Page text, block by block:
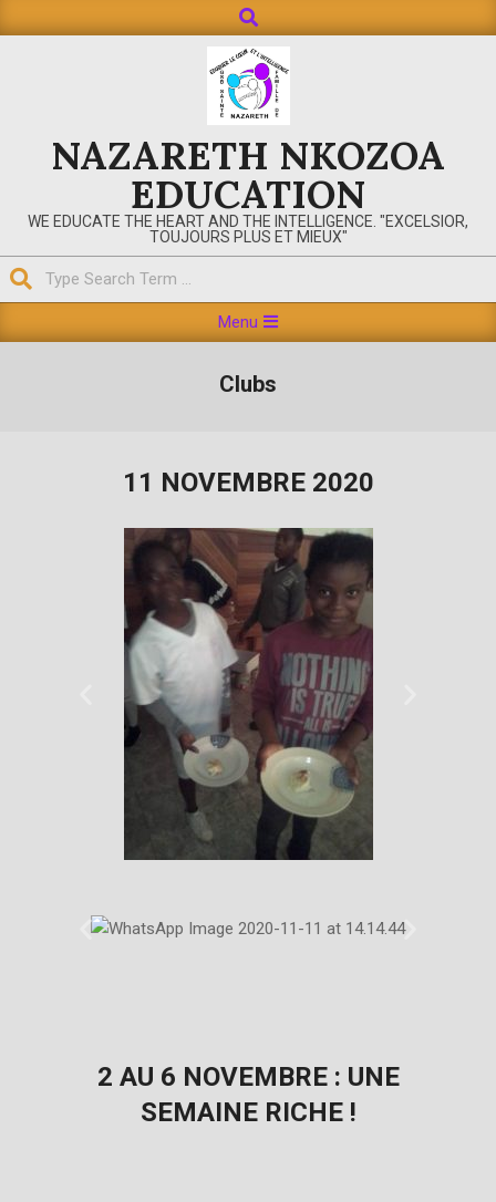
NAZARETH NKOZOA
EDUCATION
WE EDUCATE THE HEART AND THE INTELLIGENCE. "EXCELSIOR,
TOUJOURS PLUS ET MIEUX"
Menu
Clubs
11 NOVEMBRE 2020
2 AU 6 NOVEMBRE : UNE
SEMAINE RICHE !